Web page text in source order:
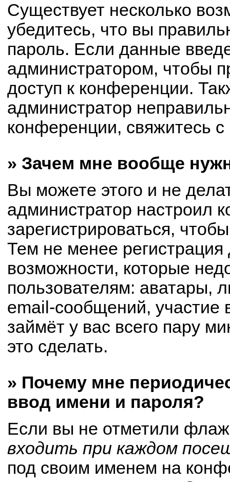
Существует несколько
убедитесь, что вы
пароль. Если данные
администратором, чтобы
доступ к конференции.
администратор
конференции, свяжитесь
» Зачем мне вообще
Вы можете этого и не
администратор настроил
зарегистрироваться,
Тем не менее
возможности, которые
пользователям: аватары,
email-сообщений, участие
займёт у вас всего пару
это сделать.
» Почему мне
ввод имени и пароля?
Если вы не отметили
входить при каждом
под своим именем на